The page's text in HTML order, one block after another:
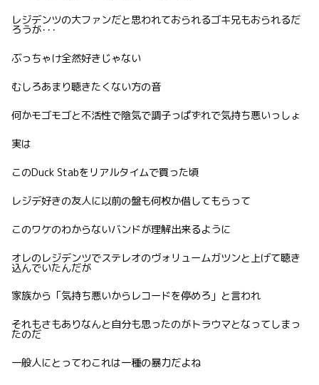
レジデンツの大ファンだと思われておられるゴキ兄もおられるだ
ろうが･･･
ぶっちゃけ全然好きじゃない
むしろあまり聴きたくない方の音
何かモゴモゴと不活性で陰気で調子っぱずれで気持ち悪いっしょ
実は
このDuck Stabをリアルタイムで買った頃
レジデ好きの友人に以前の盤も何枚か借してもらって
このワケのわからないバンドが理解出来るように
オレのレジデンツでステレオのヴォリュームガツンと上げて聴き
込んでいたんだが
家族から「気持ち悪いからレコードを停めろ」と言われ
それもさもありなんと自分も思ったのがトラウマとなってしまっ
たのだ
一般人にとってわこれは一種の暴力だよね